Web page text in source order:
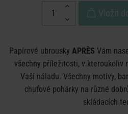
Vložit
Papírové ubrousky APRÈS Vám
všechny příležitosti, v kteroukoliv
Vaší náladu. Všechny motivy,
chuťové pohárky na různé
skládacích